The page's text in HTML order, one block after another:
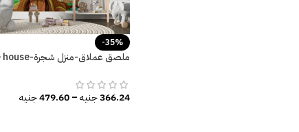
-35%
366.24جنيه –
479.60جنيه